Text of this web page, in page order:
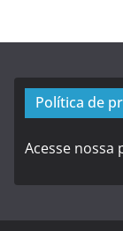
Política de
Acesse nossa